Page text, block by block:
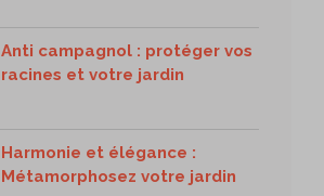
Anti campagnol : protéger vos
racines et votre jardin
Harmonie et élégance :
Métamorphosez votre jardin